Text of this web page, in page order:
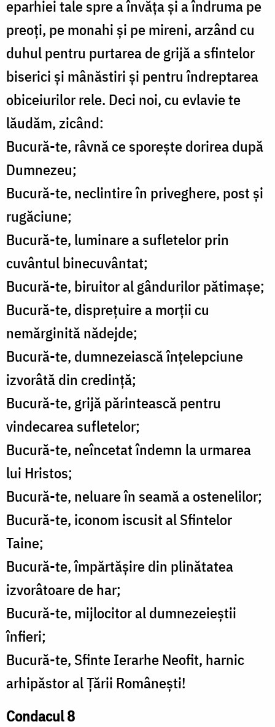
eparhiei tale spre a învăţa şi a îndruma pe
preoţi, pe monahi şi pe mireni, arzând cu
duhul pentru purtarea de grijă a sfintelor
biserici şi mânăstiri şi pentru îndreptarea
obiceiurilor rele. Deci noi, cu evlavie te
lăudăm, zicând:
Bucură-te, râvnă ce sporeşte dorirea după
Dumnezeu;
Bucură-te, neclintire în priveghere, post şi
rugăciune;
Bucură-te, luminare a sufletelor prin
cuvântul binecuvântat;
Bucură-te, biruitor al gândurilor pătimaşe;
Bucură-te, dispreţuire a morţii cu
nemărginită nădejde;
Bucură-te, dumnezeiască înţelepciune
izvorâtă din credinţă;
Bucură-te, grijă părintească pentru
vindecarea sufletelor;
Bucură-te, neîncetat îndemn la urmarea
lui Hristos;
Bucură-te, neluare în seamă a ostenelilor;
Bucură-te, iconom iscusit al Sfintelor
Taine;
Bucură-te, împărtăşire din plinătatea
izvorâtoare de har;
Bucură-te, mijlocitor al dumnezeieştii
înfieri;
Bucură-te, Sfinte Ierarhe Neofit, harnic
arhipăstor al Ţării Româneşti!
Condacul 8